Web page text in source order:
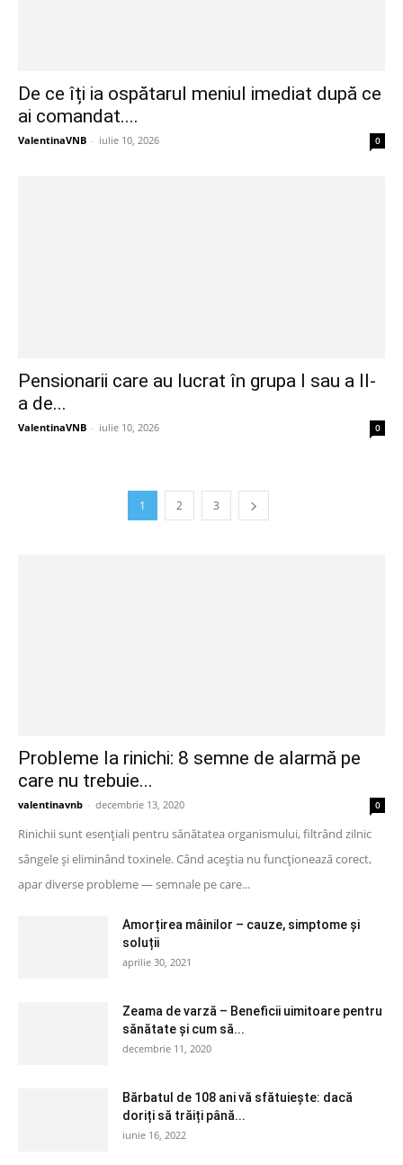
De ce îți ia ospătarul meniul imediat după ce
ai comandat....
ValentinaVNB - iulie 10, 2026 0
Pensionarii care au lucrat în grupa I sau a II-
a de...
ValentinaVNB - iulie 10, 2026 0
1 2 3
Probleme la rinichi: 8 semne de alarmă pe
care nu trebuie...
valentinavnb - decembrie 13, 2020 0
Rinichii sunt esențiali pentru sănătatea organismului, filtrând zilnic
sângele și eliminând toxinele. Când aceștia nu funcționează corect,
apar diverse probleme — semnale pe care...
Amorțirea mâinilor – cauze, simptome și
soluții
aprilie 30, 2021
Zeama de varză – Beneficii uimitoare pentru
sănătate și cum să...
decembrie 11, 2020
Bărbatul de 108 ani vă sfătuiește: dacă
doriți să trăiți până...
iunie 16, 2022